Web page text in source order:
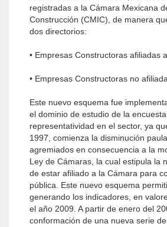
registradas a la Cámara Mexicana
Construcción (CMIC), de manera
dos directorios:
• Empresas Constructoras afiliadas
• Empresas Constructoras no
Este nuevo esquema fue
el dominio de estudio de la
representatividad en el sector, ya
1997, comienza la disminución
agremiados en consecuencia a la
Ley de Cámaras, la cual estipula la
de estar afiliado a la Cámara para
pública. Este nuevo esquema
generando los indicadores, en
el año 2009. A partir de enero del
conformación de una nueva serie